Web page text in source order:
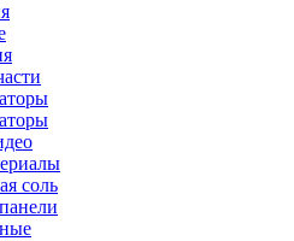
соль